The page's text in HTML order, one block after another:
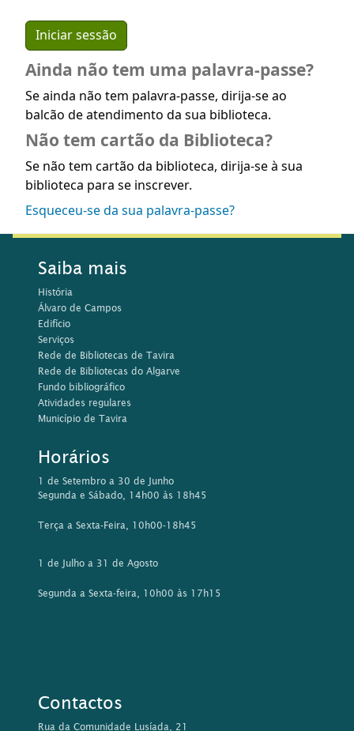
Ainda não tem uma palavra-passe?
Se ainda não tem palavra-passe, dirija-se ao
balcão de atendimento da sua biblioteca.
Não tem cartão da Biblioteca?
Se não tem cartão da biblioteca, dirija-se à sua
biblioteca para se inscrever.
Esqueceu-se da sua palavra-passe?
Saiba mais
História
Álvaro de Campos
Edifício
Serviços
Rede de Bibliotecas de Tavira
Rede de Bibliotecas do Algarve
Fundo bibliográfico
Atividades regulares
Município de Tavira
Horários
1 de Setembro a 30 de Junho
Segunda e Sábado, 14h00 às 18h45
Terça a Sexta-Feira, 10h00-18h45
1 de Julho a 31 de Agosto
Segunda a Sexta-feira, 10h00 às 17h15
Contactos
Rua da Comunidade Lusíada, 21